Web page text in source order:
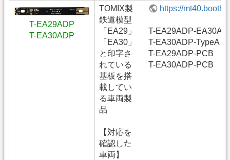
T-EA29ADP
T-EA30ADP
TOMIX製
鉄道模型
「EA29」
「EA30」
と印字さ
れている
基板を搭
載してい
る車両製
品
【対応を
確認した
車両】
https://
T-EA29ADP-
T-EA30ADP-TypeA
T-EA29ADP-PCB
T-EA30ADP-PCB